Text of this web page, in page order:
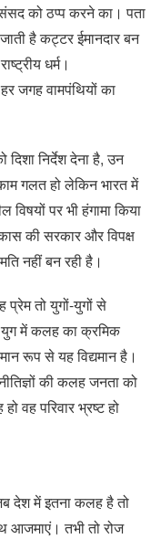
को ठप्प करने का। पता
जाती है कट्टर ईमानदार बन
धर्म।
जगह वामपंथियों का
निर्देश देना है, उन
गलत हो लेकिन भारत में
पर भी हंगामा किया
की सरकार और विपक्ष
नहीं बन रही है।
प्रेम तो युगों-युगों से
युग में कलह का क्रमिक
रूप से यह विद्यमान है।
की कलह जनता को
वह परिवार भ्रष्ट हो
देश में इतना कलह है तो
आजमाएं। तभी तो रोज